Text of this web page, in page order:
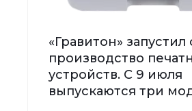
«Гравитон»
производство
устройств. С 9 июля
выпускаются три